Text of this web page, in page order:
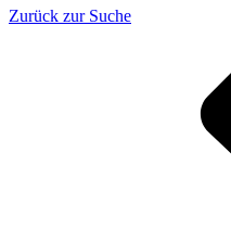
Zurück zur Suche